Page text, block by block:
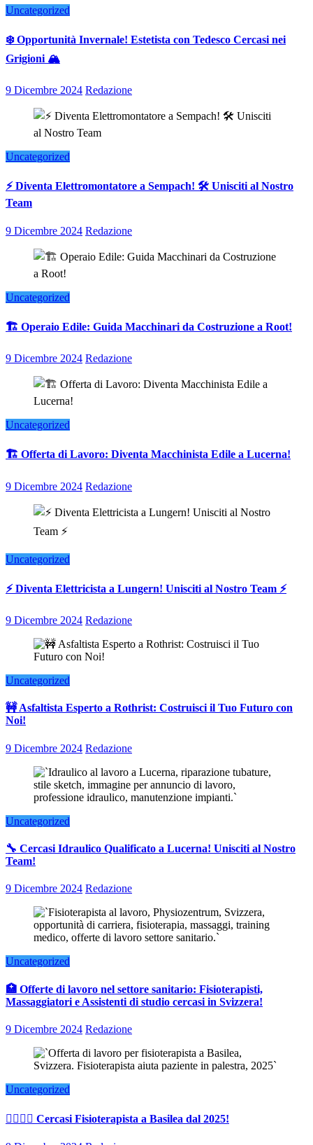
Uncategorized
❄️ Opportunità Invernale! Estetista con Tedesco Cercasi nei
Grigioni 🏔️
9 Dicembre 2024 Redazione
Uncategorized
⚡ Diventa Elettromontatore a Sempach! 🛠️ Unisciti al Nostro
Team
9 Dicembre 2024 Redazione
Uncategorized
🏗️ Operaio Edile: Guida Macchinari da Costruzione a Root!
9 Dicembre 2024 Redazione
Uncategorized
🏗️ Offerta di Lavoro: Diventa Macchinista Edile a Lucerna!
9 Dicembre 2024 Redazione
Uncategorized
⚡ Diventa Elettricista a Lungern! Unisciti al Nostro Team ⚡
9 Dicembre 2024 Redazione
Uncategorized
🚧 Asfaltista Esperto a Rothrist: Costruisci il Tuo Futuro con
Noi!
9 Dicembre 2024 Redazione
Uncategorized
🔧 Cercasi Idraulico Qualificato a Lucerna! Unisciti al Nostro
Team!
9 Dicembre 2024 Redazione
Uncategorized
🏥 Offerte di lavoro nel settore sanitario: Fisioterapisti,
Massaggiatori e Assistenti di studio cercasi in Svizzera!
9 Dicembre 2024 Redazione
Uncategorized
👨‍⚕️👩‍⚕️ Cercasi Fisioterapista a Basilea dal 2025!